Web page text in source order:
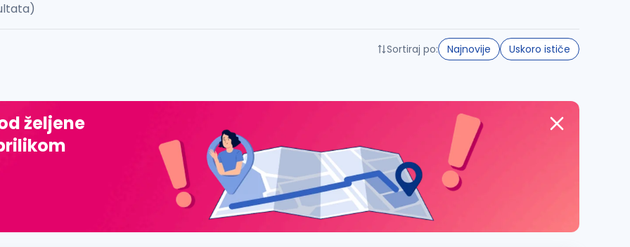
đ, ž, dž)
Sortiraj po: Najnovije Uskoro ističe
željene